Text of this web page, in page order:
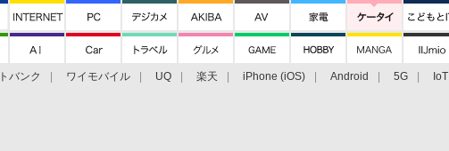
バンク ワイモバイル UQ 楽天 iPhone (iOS) Android 5G IoT